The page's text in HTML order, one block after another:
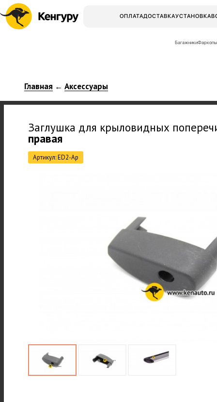
ОПЛАТАДОСТАВКАУСТАНОВКА
БагажникиФаркопы
Главная ← Аксессуары
Заглушка для крыловидных
правая
Артикул: ED2-Ap